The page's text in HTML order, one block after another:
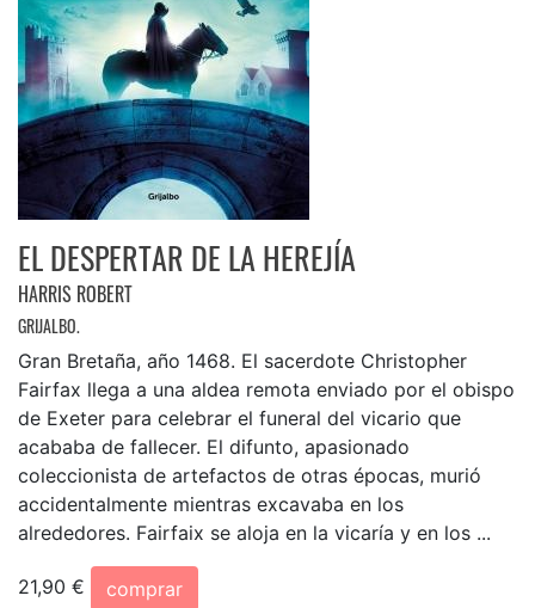
EL DESPERTAR DE LA HEREJÍA
HARRIS ROBERT
GRIJALBO.
Gran Bretaña, año 1468. El sacerdote Christopher
Fairfax llega a una aldea remota enviado por el obispo
de Exeter para celebrar el funeral del vicario que
acababa de fallecer. El difunto, apasionado
coleccionista de artefactos de otras épocas, murió
accidentalmente mientras excavaba en los
alrededores. Fairfaix se aloja en la vicaría y en los ...
21,90 €
comprar